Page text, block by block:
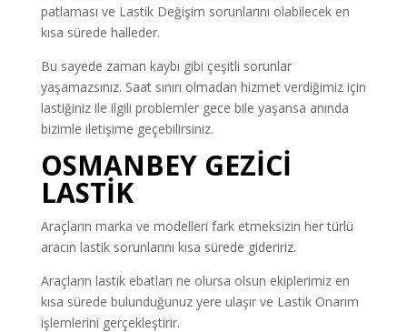
patlaması ve Lastik Değişim sorunlarını olabilecek en
kısa sürede halleder.
Bu sayede zaman kaybı gibi çeşitli sorunlar
yaşamazsınız. Saat sınırı olmadan hizmet verdiğimiz için
lastiğiniz ile ilgili problemler gece bile yaşansa anında
bizimle iletişime geçebilirsiniz.
OSMANBEY GEZİCİ
LASTİK
Araçların marka ve modelleri fark etmeksizin her türlü
aracın lastik sorunlarını kısa sürede gideririz.
Araçların lastik ebatları ne olursa olsun ekiplerimiz en
kısa sürede bulunduğunuz yere ulaşır ve Lastik Onarım
işlemlerini gerçekleştirir.